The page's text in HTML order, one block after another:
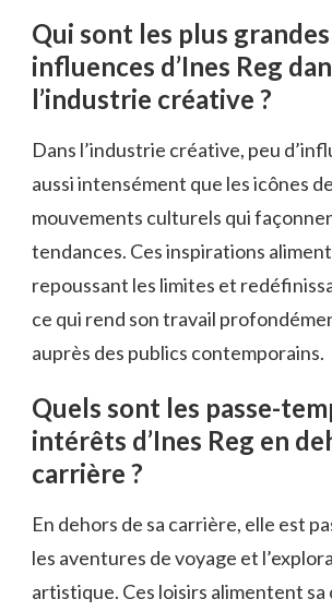
Qui sont les plus grandes
influences d’Ines Reg
l’industrie créative ?
Dans l’industrie créative, peu
aussi intensément que les icônes
mouvements culturels qui
tendances. Ces inspirations
repoussant les limites et
ce qui rend son travail
auprès des publics contemporains.
Quels sont les passe-
intérêts d’Ines Reg en
carrière ?
En dehors de sa carrière, elle est
les aventures de voyage et
artistique. Ces loisirs alimentent